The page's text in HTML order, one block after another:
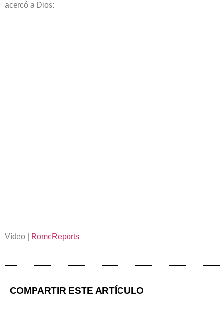
acercó a Dios:
Vídeo | RomeReports
COMPARTIR ESTE ARTÍCULO